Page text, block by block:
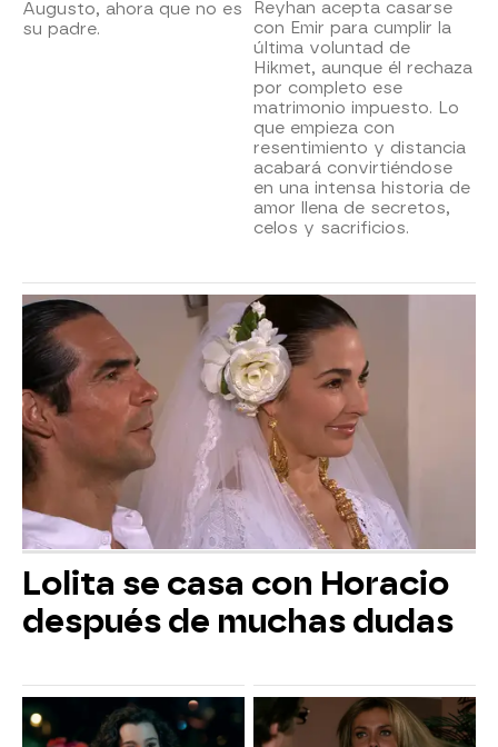
Augusto, ahora que no es
su padre.
Reyhan acepta casarse
con Emir para cumplir la
última voluntad de
Hikmet, aunque él rechaza
por completo ese
matrimonio impuesto. Lo
que empieza con
resentimiento y distancia
acabará convirtiéndose
en una intensa historia de
amor llena de secretos,
celos y sacrificios.
Lolita se casa con Horacio
después de muchas dudas